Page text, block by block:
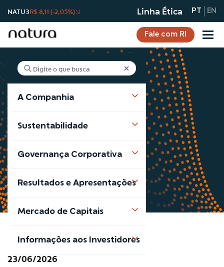
NATU3R$ 8,11 (-2,05%) Linha Ética PT EN
A Companhia
Sustentabilidade
Governança Corporativa
Resultados e Apresentações
Mercado de Capitais
Informações aos Investidores
Fale com RI
Notícias
23/06/2026